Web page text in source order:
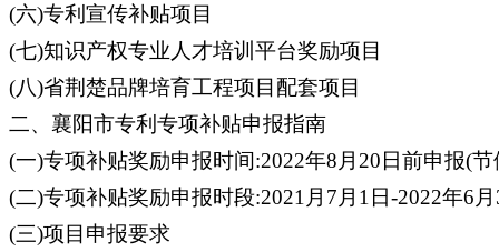
(六)专利宣传补贴项目
(七)知识产权专业人才培训平台奖励项目
(八)省荆楚品牌培育工程项目配套项目
二、襄阳市专利专项补贴申报指南
(一)专项补贴奖励申报时间:2022年8月20日前申报(
(二)专项补贴奖励申报时段:2021月7月1日-2022年6
(三)项目申报要求